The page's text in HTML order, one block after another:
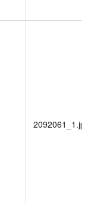
2092061_1.jpg